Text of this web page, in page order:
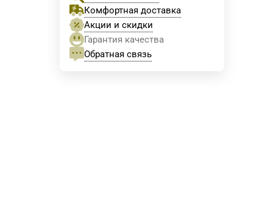
Комфортная доставка
Акции и скидки
Гарантия качества
Обратная связь